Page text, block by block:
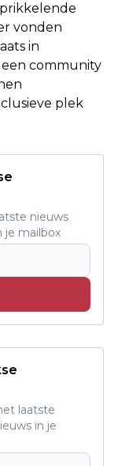
vonden
in
community
plek
nieuws
je mailbox
laatste
in je